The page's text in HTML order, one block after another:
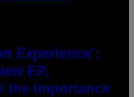
Experience’:
EP,
the Importance